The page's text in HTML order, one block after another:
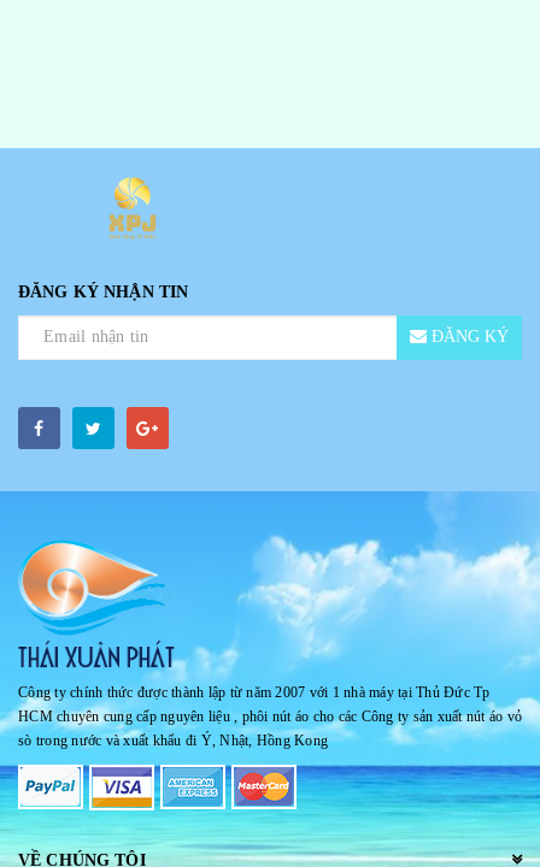
ĐĂNG KÝ NHẬN TIN
ĐĂNG KÝ
Công ty chính thức được thành lập từ năm 2007 với 1 nhà máy tại Thủ Đức Tp
HCM chuyên cung cấp nguyên liệu , phôi nút áo cho các Công ty sản xuất nút áo vỏ
sò trong nước và xuất khẩu đi Ý, Nhật, Hồng Kong
VỀ CHÚNG TÔI